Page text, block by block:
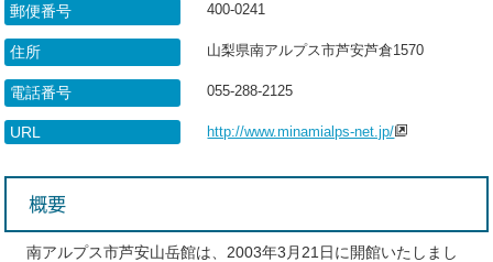
郵便番号 400-0241
住所 山梨県南アルプス市芦安芦倉1570
電話番号 055-288-2125
URL http://www.minamialps-net.jp/
概要
南アルプス市芦安山岳館は、2003年3月21日に開館いたしまし